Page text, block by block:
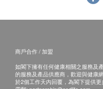
商戶合作 / 加盟
如閣下擁有任何健康相關之服務及
的服務及產品供應商，歡迎與健康
於2個工作天內回覆，為閣下提供更